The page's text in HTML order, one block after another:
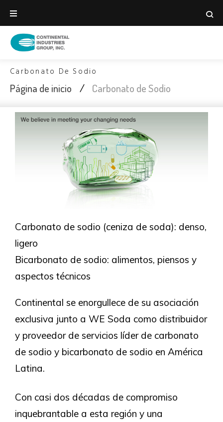
Carbonato De Sodio
Página de inicio / Carbonato de Sodio
Carbonato de sodio (ceniza de soda): denso,
ligero
Bicarbonato de sodio: alimentos, piensos y
aspectos técnicos
Continental se enorgullece de su asociación
exclusiva junto a WE Soda como distribuidor
y proveedor de servicios líder de carbonato
de sodio y bicarbonato de sodio en América
Latina.
Con casi dos décadas de compromiso
inquebrantable a esta región y una